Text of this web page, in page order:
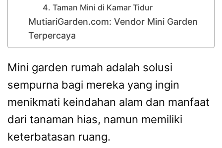
4. Taman Mini di Kamar Tidur
MutiariGarden.com: Vendor Mini Garden
Terpercaya
Mini garden rumah adalah solusi
sempurna bagi mereka yang ingin
menikmati keindahan alam dan manfaat
dari tanaman hias, namun memiliki
keterbatasan ruang.